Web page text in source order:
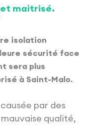
maitrisé.
isolation
sécurité face
sera plus
à Saint-Malo.
par des
qualité,